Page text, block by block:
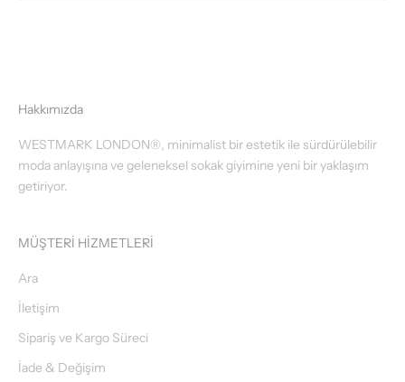
Hakkımızda
WESTMARK LONDON®, minimalist bir estetik ile sürdürülebilir
moda anlayışına ve geleneksel sokak giyimine yeni bir yaklaşım
getiriyor.
MÜŞTERİ HİZMETLERİ
Ara
İletişim
Sipariş ve Kargo Süreci
İade & Değişim